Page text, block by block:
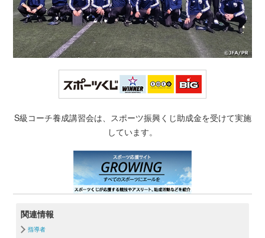
S級コーチ養成講習会は、スポーツ振興くじ助成金を受けて実施
しています。
関連情報
指導者